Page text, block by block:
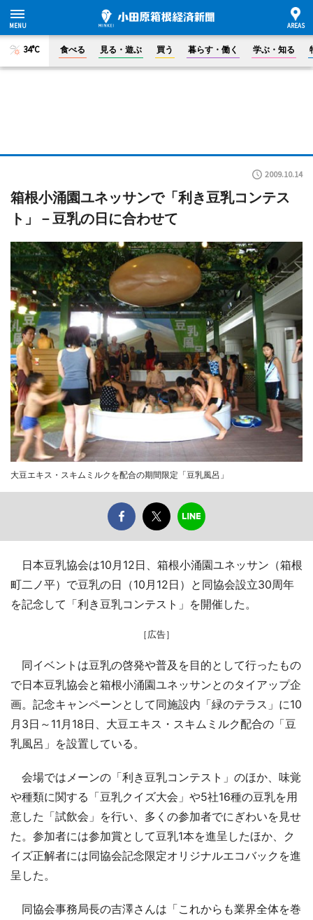
34°C 食べる 見る・遊ぶ 買う 暮らす・働く 学ぶ・知る
2009.10.14
箱根小涌園ユネッサンで「利き豆乳コンテス
ト」－豆乳の日に合わせて
大豆エキス・スキムミルクを配合の期間限定「豆乳風呂」
日本豆乳協会は10月12日、箱根小涌園ユネッサン（箱根
町二ノ平）で豆乳の日（10月12日）と同協会設立30周年
を記念して「利き豆乳コンテスト」を開催した。
［広告］
同イベントは豆乳の啓発や普及を目的として行ったもの
で日本豆乳協会と箱根小涌園ユネッサンとのタイアップ企
画。記念キャンペーンとして同施設内「緑のテラス」に10
月3日～11月18日、大豆エキス・スキムミルク配合の「豆
乳風呂」を設置している。
会場ではメーンの「利き豆乳コンテスト」のほか、味覚
や種類に関する「豆乳クイズ大会」や5社16種の豆乳を用
意した「試飲会」を行い、多くの参加者でにぎわいを見せ
た。参加者には参加賞として豆乳1本を進呈したほか、ク
イズ正解者には同協会記念限定オリジナルエコバックを進
呈した。
同協会事務局長の吉澤さんは「これからも業界全体を巻